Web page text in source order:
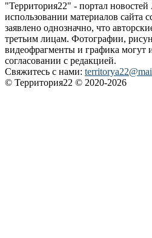
"Территория22" - портал
использовании материалов сайта
заявлено однозначно, что
третьим лицам. Фотографии,
видеофрагменты и графика могут
согласовании с редакцией.
Свяжитесь с нами:
© Территория22 © 2020-2026